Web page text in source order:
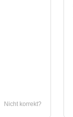
Nicht korrekt?